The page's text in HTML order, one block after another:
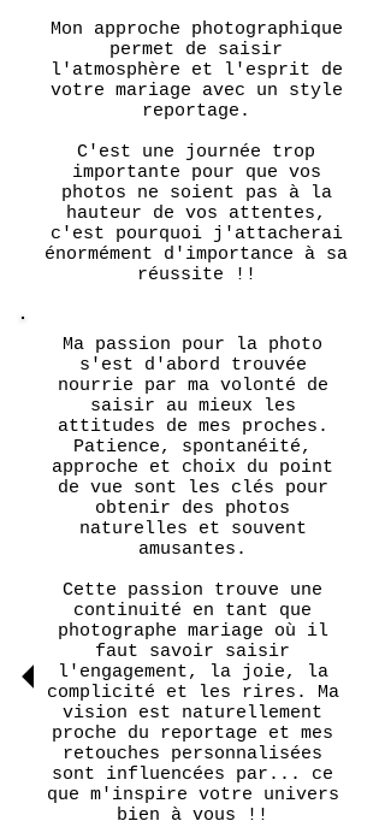
Mon approche photographique
permet de saisir
l'atmosphère et l'esprit de
votre mariage avec un style
reportage.
C'est une journée trop
importante pour que vos
photos ne soient pas à la
hauteur de vos attentes,
c'est pourquoi j'attacherai
énormément d'importance à sa
réussite !!
Ma passion pour la photo
s'est d'abord trouvée
nourrie par ma volonté de
saisir au mieux les
attitudes de mes proches.
Patience, spontanéité,
approche et choix du point
de vue sont les clés pour
obtenir des photos
naturelles et souvent
amusantes.
Cette passion trouve une
continuité en tant que
photographe mariage où il
faut savoir saisir
l'engagement, la joie, la
complicité et les rires. Ma
vision est naturellement
proche du reportage et mes
retouches personnalisées
sont influencées par... ce
que m'inspire votre univers
bien à vous !!